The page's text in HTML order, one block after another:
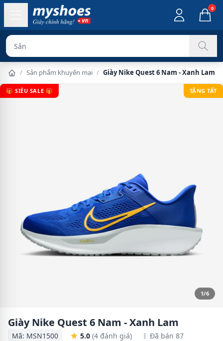
0
Sản phẩm chính
/ Sản phẩm khuyến mại / Giày Nike Quest 6 Nam - Xanh Lam
🎁 SIÊU SALE 🎁 TẶNG TẤT
1/6
Giày Nike Quest 6 Nam - Xanh Lam
Mã: MSN1500 5.0 (4 đánh giá) Đã bán 87